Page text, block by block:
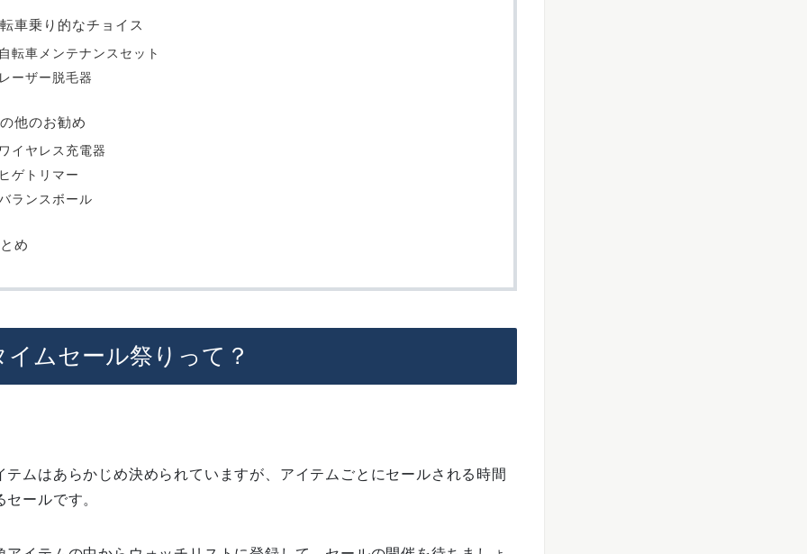
車乗り的なチョイス
転車メンテナンスセット
ーザー脱毛器
他のお勧め
イヤレス充電器
ゲトリマー
ランスボール
め
イムセール祭りって？
テムはあらかじめ決められていますが、 アイテムごとにセールされる時間
ールです。